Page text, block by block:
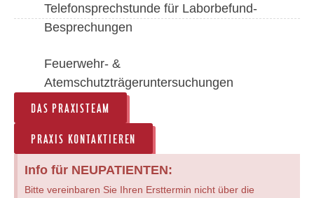
Telefonsprechstunde für Laborbefund-
Besprechungen
Feuerwehr- &
Atemschutzträgeruntersuchungen
DAS PRAXISTEAM
PRAXIS KONTAKTIEREN
Info für NEUPATIENTEN:
Bitte vereinbaren Sie Ihren Ersttermin nicht über die